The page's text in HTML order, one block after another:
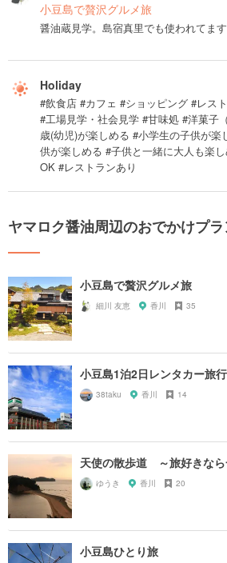
小豆島で贅沢グルメ旅
醤油蔵見学。島宿真里でも使われてます
Holiday
#飲食店 #カフェ #ショッピング #レス
#工場見学・社会見学 #甘味処 #洋菓子
歳(幼児)が楽しめる #小学生の子供が
供が楽しめる #子供と一緒に大人も楽
OK #レストランあり
ヤマロク醤油周辺のおでかけプ
小豆島で贅沢グルメ旅
細川 友恵 香川 35
小豆島1泊2日レンタカー旅行
38taku 香川 14
天使の散歩道 ～旅好きなら
ゆうき 香川 20
小豆島ひとり旅